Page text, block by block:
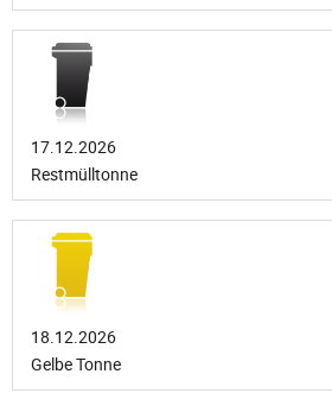
17.12.2026
Restmülltonne
18.12.2026
Gelbe Tonne